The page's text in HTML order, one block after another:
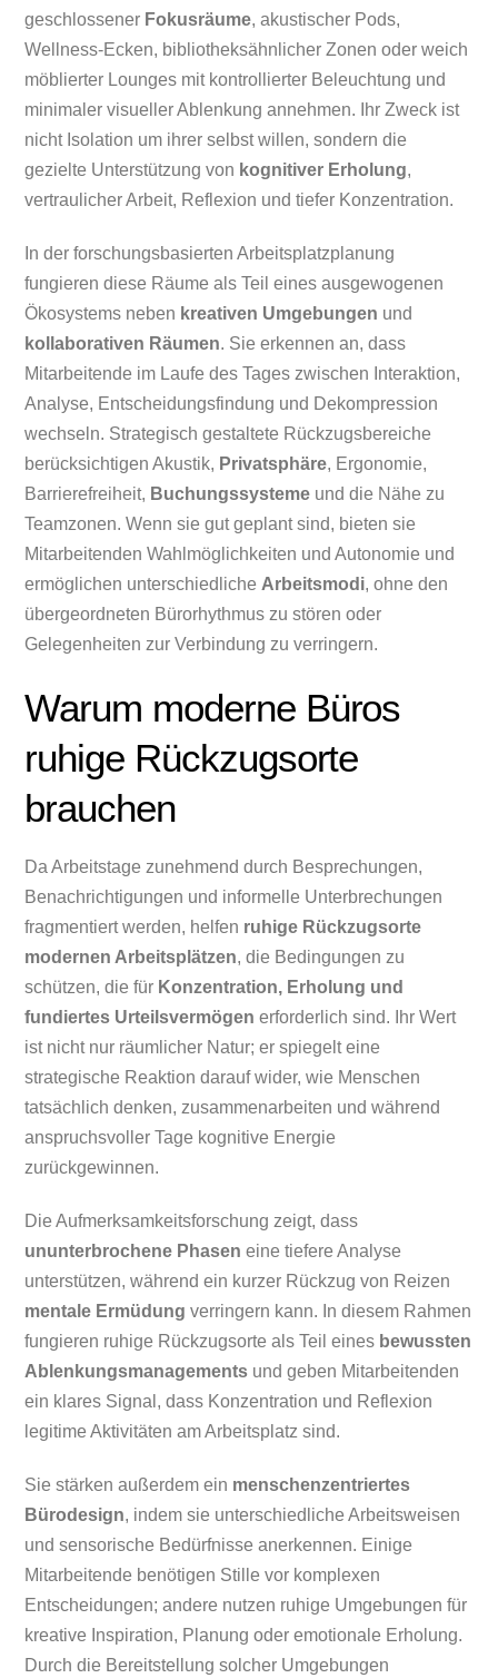
geschlossener Fokusräume, akustischer Pods,
Wellness-Ecken, bibliotheksähnlicher Zonen oder weich
möblierter Lounges mit kontrollierter Beleuchtung und
minimaler visueller Ablenkung annehmen. Ihr Zweck ist
nicht Isolation um ihrer selbst willen, sondern die
gezielte Unterstützung von kognitiver Erholung,
vertraulicher Arbeit, Reflexion und tiefer Konzentration.
In der forschungsbasierten Arbeitsplatzplanung
fungieren diese Räume als Teil eines ausgewogenen
Ökosystems neben kreativen Umgebungen und
kollaborativen Räumen. Sie erkennen an, dass
Mitarbeitende im Laufe des Tages zwischen Interaktion,
Analyse, Entscheidungsfindung und Dekompression
wechseln. Strategisch gestaltete Rückzugsbereiche
berücksichtigen Akustik, Privatsphäre, Ergonomie,
Barrierefreiheit, Buchungssysteme und die Nähe zu
Teamzonen. Wenn sie gut geplant sind, bieten sie
Mitarbeitenden Wahlmöglichkeiten und Autonomie und
ermöglichen unterschiedliche Arbeitsmodi, ohne den
übergeordneten Bürorhythmus zu stören oder
Gelegenheiten zur Verbindung zu verringern.
Warum moderne Büros
ruhige Rückzugsorte
brauchen
Da Arbeitstage zunehmend durch Besprechungen,
Benachrichtigungen und informelle Unterbrechungen
fragmentiert werden, helfen ruhige Rückzugsorte
modernen Arbeitsplätzen, die Bedingungen zu
schützen, die für Konzentration, Erholung und
fundiertes Urteilsvermögen erforderlich sind. Ihr Wert
ist nicht nur räumlicher Natur; er spiegelt eine
strategische Reaktion darauf wider, wie Menschen
tatsächlich denken, zusammenarbeiten und während
anspruchsvoller Tage kognitive Energie
zurückgewinnen.
Die Aufmerksamkeitsforschung zeigt, dass
ununterbrochene Phasen eine tiefere Analyse
unterstützen, während ein kurzer Rückzug von Reizen
mentale Ermüdung verringern kann. In diesem Rahmen
fungieren ruhige Rückzugsorte als Teil eines bewussten
Ablenkungsmanagements und geben Mitarbeitenden
ein klares Signal, dass Konzentration und Reflexion
legitime Aktivitäten am Arbeitsplatz sind.
Sie stärken außerdem ein menschenzentriertes
Bürodesign, indem sie unterschiedliche Arbeitsweisen
und sensorische Bedürfnisse anerkennen. Einige
Mitarbeitende benötigen Stille vor komplexen
Entscheidungen; andere nutzen ruhige Umgebungen für
kreative Inspiration, Planung oder emotionale Erholung.
Durch die Bereitstellung solcher Umgebungen